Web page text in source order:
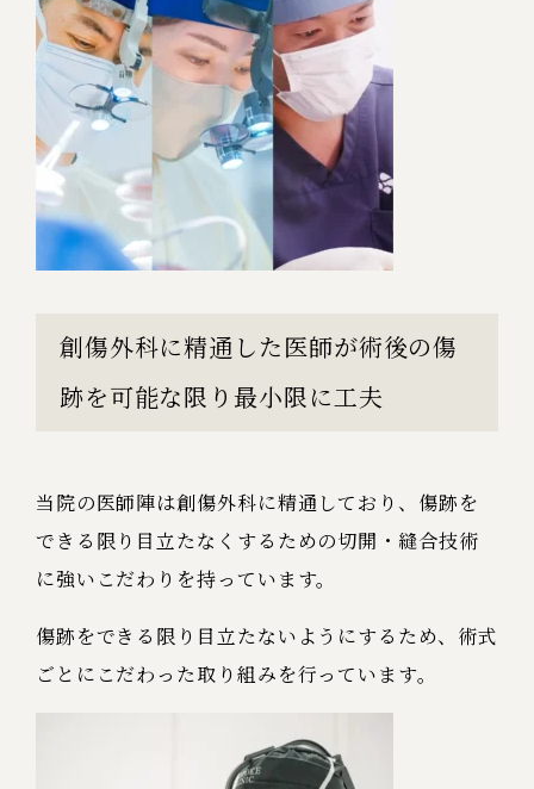
創傷外科に精通した医師が術後の傷
跡を可能な限り最小限に工夫
当院の医師陣は創傷外科に精通しており、傷跡を
できる限り目立たなくするための切開・縫合技術
に強いこだわりを持っています。
傷跡をできる限り目立たないようにするため、術式
ごとにこだわった取り組みを行っています。